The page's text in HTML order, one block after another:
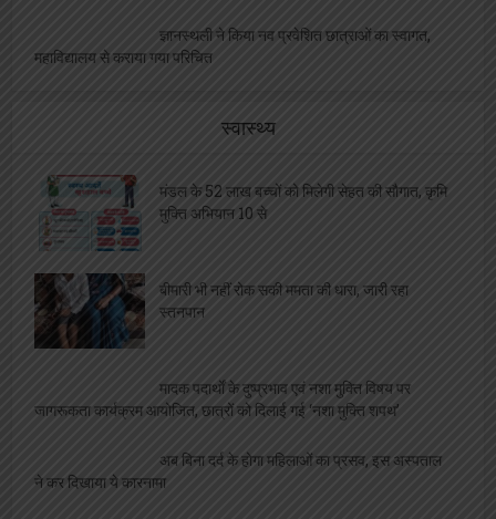
ज्ञानस्थली ने किया नव प्रवेशित छात्राओं का स्वागत,
महाविद्यालय से कराया गया परिचित
स्वास्थ्य
मंडल के 52 लाख बच्चों को मिलेगी सेहत की सौगात, कृमि
मुक्ति अभियान 10 से
बीमारी भी नहीं रोक सकी ममता की धारा, जारी रहा
स्तनपान
मादक पदार्थों के दुष्प्रभाव एवं नशा मुक्ति विषय पर
जागरूकता कार्यक्रम आयोजित, छात्रों को दिलाई गई ‘नशा मुक्ति शपथ’
अब बिना दर्द के होगा महिलाओं का प्रसव, इस अस्पताल
ने कर दिखाया ये कारनामा